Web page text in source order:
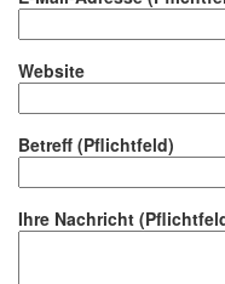
Website
Betreff (Pflichtfeld)
Ihre Nachricht